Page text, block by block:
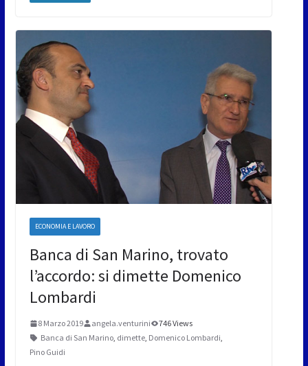
ECONOMIA E LAVORO
Banca di San Marino, trovato
l’accordo: si dimette Domenico
Lombardi
8 Marzo 2019 angela.venturini
746 Views
Banca di San Marino, dimette, Domenico Lombardi,
Pino Guidi